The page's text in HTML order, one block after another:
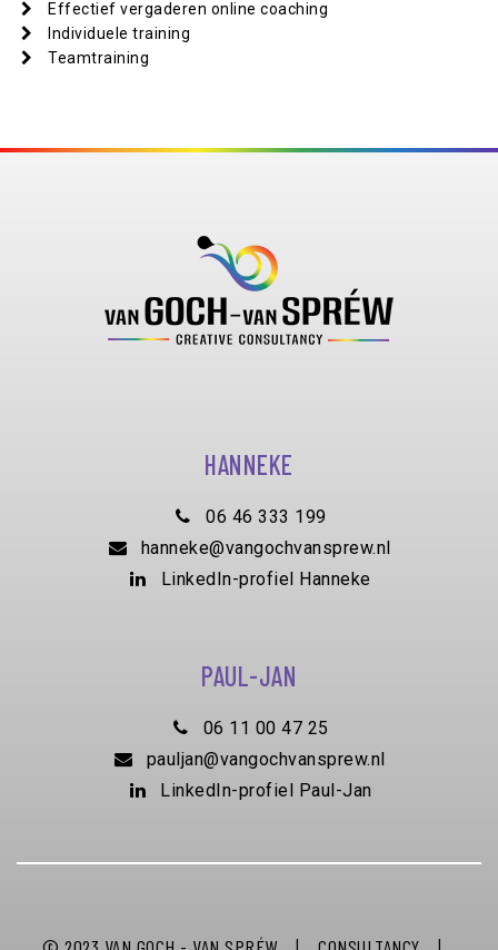
Effectief vergaderen online coaching
Individuele training
Teamtraining
HANNEKE
06 46 333 199
hanneke@vangochvansprew.nl
LinkedIn-profiel Hanneke
PAUL-JAN
06 11 00 47 25
pauljan@vangochvansprew.nl
LinkedIn-profiel Paul-Jan